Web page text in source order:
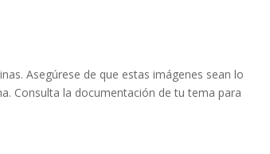
Asegúrese de que estas imágenes sean lo
Consulta la documentación de tu tema para